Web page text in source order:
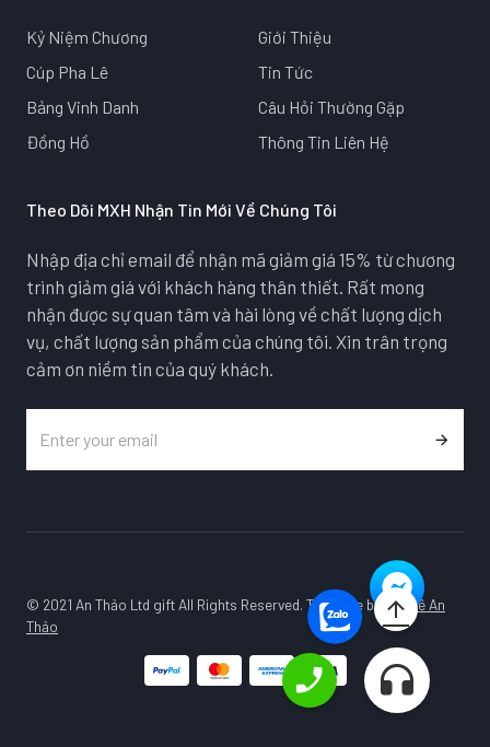
Kỷ Niệm Chương
Cúp Pha Lê
Bảng Vinh Danh
Đồng Hồ
Giới Thiệu
Tin Tức
Câu Hỏi Thường Gặp
Thông Tin Liên Hệ
Theo Dõi MXH Nhận Tin Mới Về Chúng Tôi
Nhập địa chỉ email để nhận mã giảm giá 15% từ chương
trình giảm giá với khách hàng thân thiết. Rất mong
nhận được sự quan tâm và hài lòng về chất lượng dịch
vụ, chất lượng sản phẩm của chúng tôi. Xin trân trọng
cảm ơn niềm tin của quý khách.
© 2021 An Thảo Ltd gift All Rights Reserved. Template by Pha Lê An
Thảo